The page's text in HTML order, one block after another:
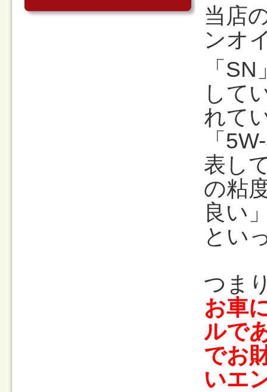
当店
ンオ
「
して
れて
「
表し
の粘
良い
とい
つま
お車
ルで
でお
いエ